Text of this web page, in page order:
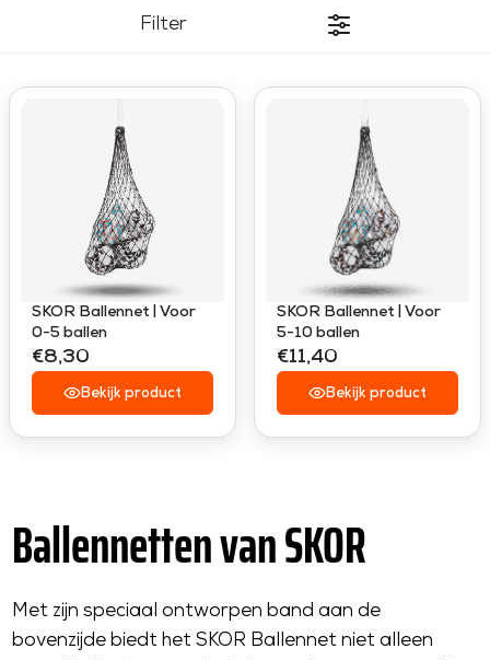
Filter
SKOR Ballennet | Voor
0-5 ballen
R
G
P
I
€8,30
Bekijk product
SKOR Ballennet | Voor
5-10 ballen
R
G
P
I
C
€11,40
Bekijk product
Ballennetten van SKOR
Met zijn speciaal ontworpen band aan de
bovenzijde biedt het SKOR Ballennet niet alleen